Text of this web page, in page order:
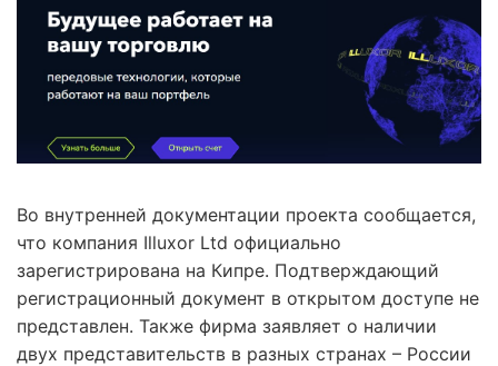
Во внутренней документации проекта сообщается,
что компания Illuxor Ltd официально
зарегистрирована на Кипре. Подтверждающий
регистрационный документ в открытом доступе не
представлен. Также фирма заявляет о наличии
двух представительств в разных странах – России